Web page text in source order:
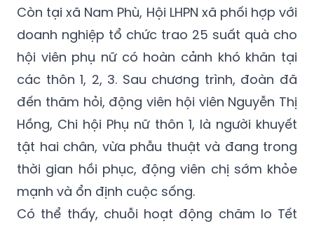
Còn tại xã Nam Phù, Hội LHPN xã phối hợp với
doanh nghiệp tổ chức trao 25 suất quà cho
hội viên phụ nữ có hoàn cảnh khó khăn tại
các thôn 1, 2, 3. Sau chương trình, đoàn đã
đến thăm hỏi, động viên hội viên Nguyễn Thị
Hồng, Chi hội Phụ nữ thôn 1, là người khuyết
tật hai chân, vừa phẫu thuật và đang trong
thời gian hồi phục, động viên chị sớm khỏe
mạnh và ổn định cuộc sống.
Có thể thấy, chuỗi hoạt động chăm lo Tết